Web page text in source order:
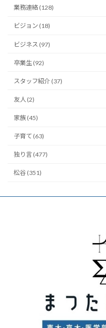
業務連絡 (128)
ビジョン (18)
ビジネス (97)
卒業生 (92)
スタッフ紹介 (37)
友人 (2)
家族 (45)
子育て (63)
独り言 (477)
松谷 (351)